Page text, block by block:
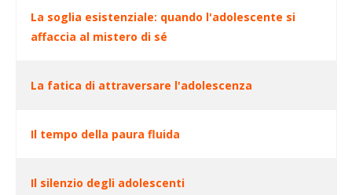
La soglia esistenziale: quando l'adolescente si
affaccia al mistero di sé
La fatica di attraversare l'adolescenza
Il tempo della paura fluida
Il silenzio degli adolescenti